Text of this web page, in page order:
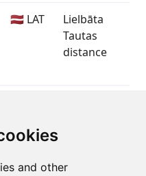
and other
🇱🇻 LAT
Lielbāta
Tautas
distance